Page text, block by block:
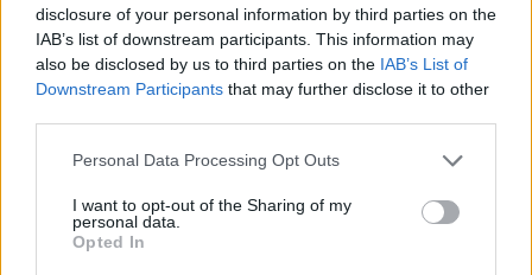
disclosure of your personal information by third parties on the
IAB’s list of downstream participants. This information may
also be disclosed by us to third parties on the IAB’s List of
Downstream Participants that may further disclose it to other
Personal Data Processing Opt Outs
I want to opt-out of the Sharing of my
personal data.
Opted In
ALTRE NOTIZIE DI MERGOZZO